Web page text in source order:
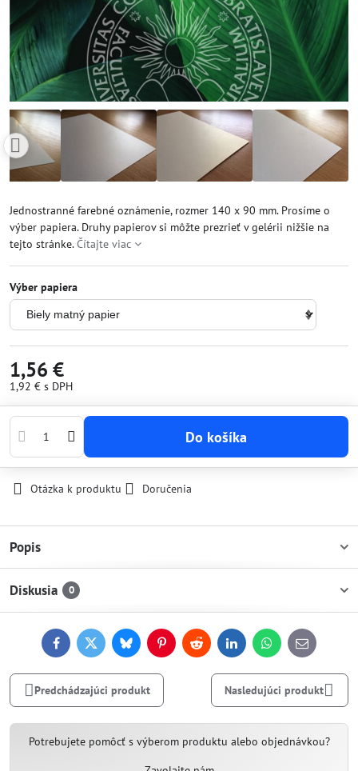
Jednostranné farebné oznámenie, rozmer 140 x 90 mm. Prosíme o
výber papiera. Druhy papierov si môžte prezrieť v gelérii nižšie na
tejto stránke.Čítajte viac
Výber papiera
1,56 €
1,92 € s DPH
Do košíka
Otázka k produktu Doručenia
Popis
Diskusia 0
FacebookTwitterBlueskyPinterestReddit LinkedInWhatsApp
E-
mail
Predchádzajúci produkt Nasledujúci produkt
Potrebujete pomôcť s výberom produktu alebo objednávkou?